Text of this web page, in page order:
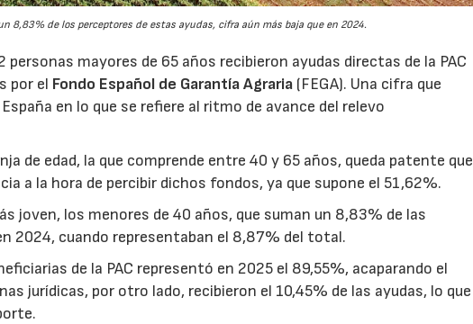
8,83% de los perceptores de estas ayudas, cifra aún más baja que en 2024.
mayores de 65 años recibieron ayudas directas de la PAC
por el Fondo Español de Garantía Agraria (FEGA). Una cifra que
en lo que se refiere al ritmo de avance del relevo
de edad, la que comprende entre 40 y 65 años, queda patente que
a la hora de percibir dichos fondos, ya que supone el 51,62%.
joven, los menores de 40 años, que suman un 8,83% de las
2024, cuando representaban el 8,87% del total.
de la PAC representó en 2025 el 89,55%, acaparando el
jurídicas, por otro lado, recibieron el 10,45% de las ayudas, lo que